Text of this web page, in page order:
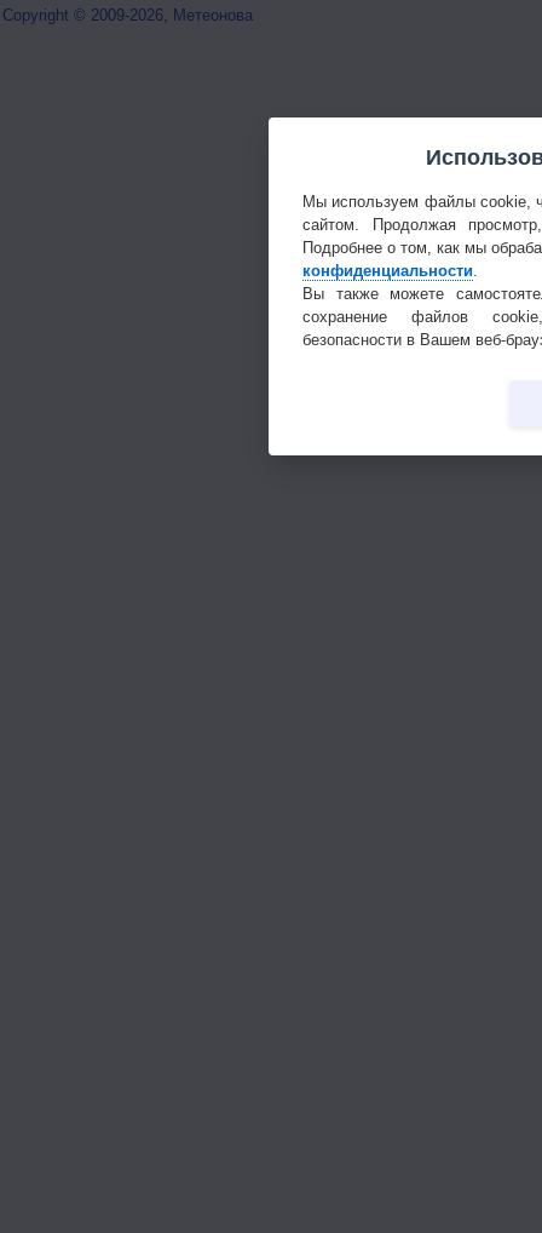
Copyright © 2009-2026, Метеонова
Мы используем файлы cookie,
сайтом. Продолжая
Подробнее о том, как мы
конфиденциальности.
Вы также можете
сохранение файлов
безопасности в Вашем веб-